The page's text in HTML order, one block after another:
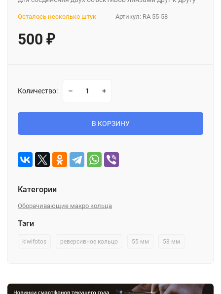
Артикул: RA 55-58
Осталось несколько штук
500 ₽
Количество:
В КОРЗИНУ
Категории
Оборачивающие макро кольца
Тэги
kiwifotos реверсивное кольцо 55 мм 58 мм